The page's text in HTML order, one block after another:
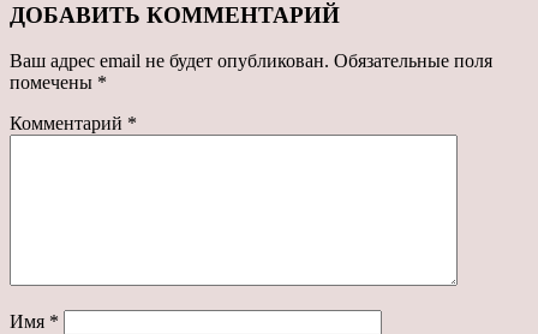
ДОБАВИТЬ КОММЕНТАРИЙ
Ваш адрес email не будет опубликован. Обязательные поля
помечены *
Комментарий *
Имя *